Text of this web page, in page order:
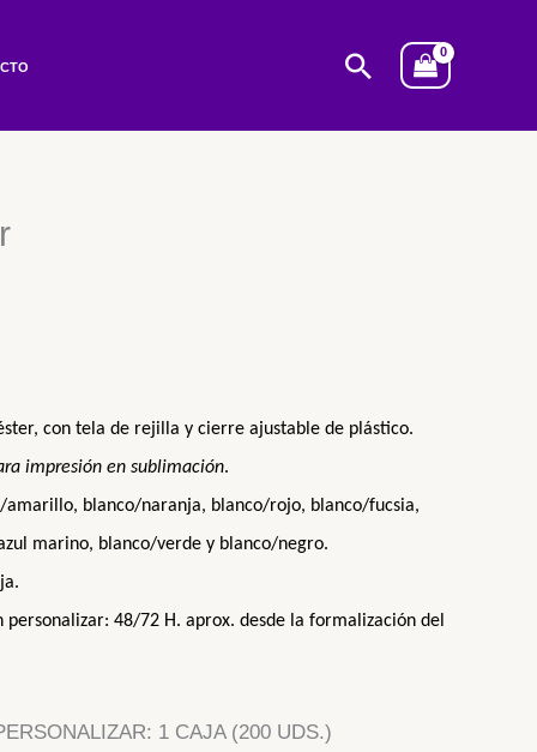
Buscar
con tela de rejilla y cierre ajustable de plástico.
impresión en sublimación.
amarillo, blanco/naranja, blanco/rojo, blanco/fucsia,
marino, blanco/verde y blanco/negro.
personalizar: 48/72 H. aprox. desde la formalización del
1 CAJA (200 UDS.)